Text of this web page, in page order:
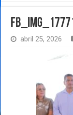
abril 25, 2026